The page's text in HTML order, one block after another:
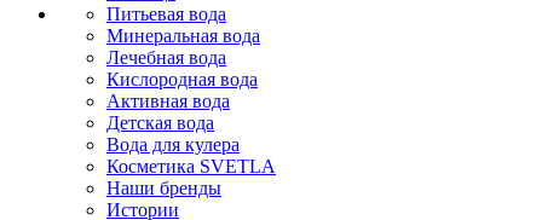
Питьевая вода
Минеральная вода
Лечебная вода
Кислородная вода
Активная вода
Детская вода
Вода для кулера
Косметика SVETLA
Наши бренды
Истории